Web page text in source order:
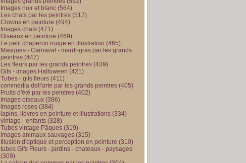
Images noir et blanc (564)
Les chats par les peintres (517)
Clowns en peinture (494)
Images chats (471)
Oiseaux en peinture (469)
Le petit chaperon rouge en illustration (465)
Masques - Carnaval - mardi-gras par les grands
peintres (447)
Les fleurs par les grands peintres (439)
Gifs - images Halloween (421)
Tubes - gifs fleurs (411)
commedia dell'arte par les grands peintres (405)
Fruits d'été par les peintres (402)
Images oiseaux (386)
Images roses (384)
lapins, lièvres en peinture et illustrations (334)
vintage - enfants (328)
Tubes vintage Pâques (319)
Images animaux sauvages (315)
Illusion d'optique et perception en peinture (310)
tubes Gifs Fleurs - jardins - chateaux - paysages
(309)